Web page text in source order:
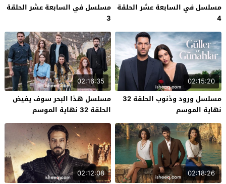
مسلسل في السابعة عشر الحلقة
4
مسلسل في السابعة عشر الحلقة
3
02:15:20
مسلسل ورود وذنوب الحلقة 32
نهاية الموسم
02:16:35
مسلسل هذا البحر سوف يفيض
الحلقة 32 نهاية الموسم
02:18:26
02:12:08